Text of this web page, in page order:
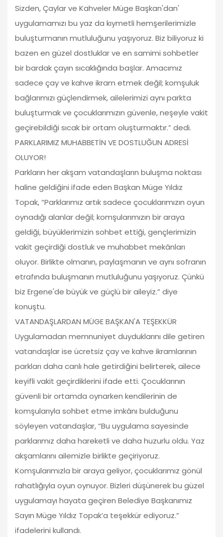
Sizden, Çaylar ve Kahveler Müge Başkan'dan'
uygulamamızı bu yaz da kıymetli hemşerilerimizle
buluşturmanın mutluluğunu yaşıyoruz. Biz biliyoruz ki
bazen en güzel dostluklar ve en samimi sohbetler
bir bardak çayın sıcaklığında başlar. Amacımız
sadece çay ve kahve ikram etmek değil; komşuluk
bağlarımızı güçlendirmek, ailelerimizi aynı parkta
buluşturmak ve çocuklarımızın güvenle, neşeyle vakit
geçirebildiği sıcak bir ortam oluşturmaktır.” dedi.
PARKLARIMIZ MUHABBETİN VE DOSTLUĞUN ADRESİ
OLUYOR!
Parkların her akşam vatandaşların buluşma noktası
haline geldiğini ifade eden Başkan Müge Yıldız
Topak, “Parklarımız artık sadece çocuklarımızın oyun
oynadığı alanlar değil; komşularımızın bir araya
geldiği, büyüklerimizin sohbet ettiği, gençlerimizin
vakit geçirdiği dostluk ve muhabbet mekânları
oluyor. Birlikte olmanın, paylaşmanın ve aynı sofranın
etrafında buluşmanın mutluluğunu yaşıyoruz. Çünkü
biz Ergene'de büyük ve güçlü bir aileyiz.” diye
konuştu.
VATANDAŞLARDAN MÜGE BAŞKAN'A TEŞEKKÜR
Uygulamadan memnuniyet duyduklarını dile getiren
vatandaşlar ise ücretsiz çay ve kahve ikramlarının
parkları daha canlı hale getirdiğini belirterek, ailece
keyifli vakit geçirdiklerini ifade etti. Çocuklarının
güvenli bir ortamda oynarken kendilerinin de
komşularıyla sohbet etme imkânı bulduğunu
söyleyen vatandaşlar, “Bu uygulama sayesinde
parklarımız daha hareketli ve daha huzurlu oldu. Yaz
akşamlarını ailemizle birlikte geçiriyoruz.
Komşularımızla bir araya geliyor, çocuklarımız gönül
rahatlığıyla oyun oynuyor. Bizleri düşünerek bu güzel
uygulamayı hayata geçiren Belediye Başkanımız
Sayın Müge Yıldız Topak’a teşekkür ediyoruz.”
ifadelerini kullandı.